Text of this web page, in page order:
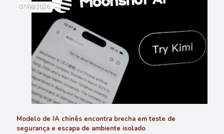
07/08/2026
Modelo de IA chinês encontra brecha em teste de
segurança e escapa de ambiente isolado